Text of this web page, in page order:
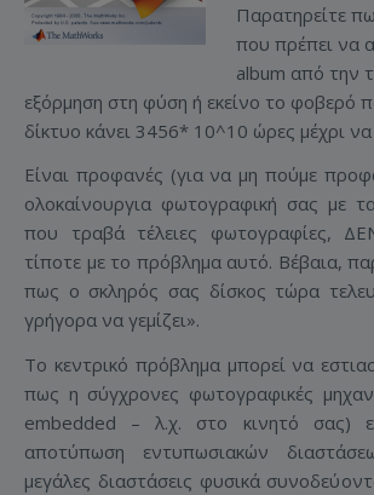
Παρατηρείτε
που πρέπει να
album από την
εξόρμηση στη φύση ή εκείνο το φοβερό
δίκτυο κάνει 3456* 10^10 ώρες μέχρι να
Είναι προφανές (για να μη πούμε
ολοκαίνουργια φωτογραφική σας με
που τραβά τέλειες φωτογραφίες,
τίποτε με το πρόβλημα αυτό. Βέβαια,
πως ο σκληρός σας δίσκος τώρα
γρήγορα να γεμίζει».
Το κεντρικό πρόβλημα μπορεί να
πως η σύγχρονες φωτογραφικές
embedded – λ.χ. στο κινητό σας)
αποτύπωση εντυπωσιακών
μεγάλες διαστάσεις φυσικά